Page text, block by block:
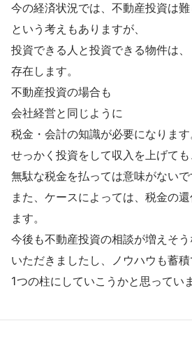
今の経済状況では、不動産投資は難
という考えもありますが、
投資できる人と投資できる物件は、
存在します。
不動産投資の場合も
会社経営と同じように
税金・会計の知識が必要になります
せっかく投資をして収入を上げても
無駄な税金を払っては意味がないで
また、ケースによっては、税金の
ます。
今後も不動産投資の相談が増えそ
いただきましたし、ノウハウも蓄積
1つの柱にしていこうかと思ってい